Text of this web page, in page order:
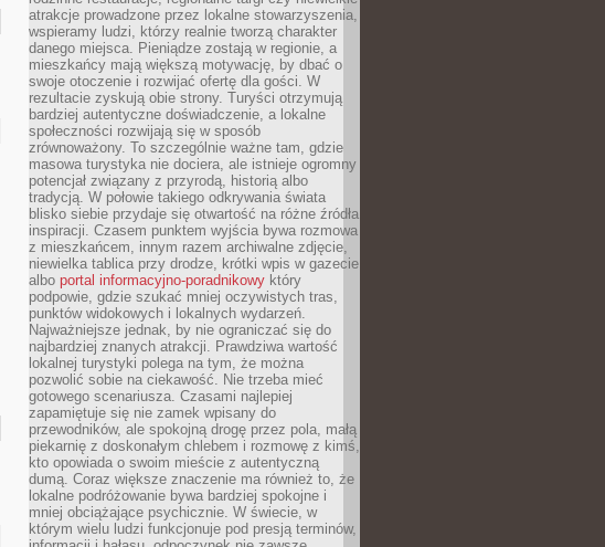
atrakcje prowadzone przez lokalne stowarzyszenia,
wspieramy ludzi, którzy realnie tworzą charakter
danego miejsca. Pieniądze zostają w regionie, a
mieszkańcy mają większą motywację, by dbać o
swoje otoczenie i rozwijać ofertę dla gości. W
rezultacie zyskują obie strony. Turyści otrzymują
bardziej autentyczne doświadczenie, a lokalne
społeczności rozwijają się w sposób
zrównoważony. To szczególnie ważne tam, gdzie
masowa turystyka nie dociera, ale istnieje ogromny
potencjał związany z przyrodą, historią albo
tradycją. W połowie takiego odkrywania świata
blisko siebie przydaje się otwartość na różne źródła
inspiracji. Czasem punktem wyjścia bywa rozmowa
z mieszkańcem, innym razem archiwalne zdjęcie,
niewielka tablica przy drodze, krótki wpis w gazecie
albo portal informacyjno-poradnikowy który
podpowie, gdzie szukać mniej oczywistych tras,
punktów widokowych i lokalnych wydarzeń.
Najważniejsze jednak, by nie ograniczać się do
najbardziej znanych atrakcji. Prawdziwa wartość
lokalnej turystyki polega na tym, że można
pozwolić sobie na ciekawość. Nie trzeba mieć
gotowego scenariusza. Czasami najlepiej
zapamiętuje się nie zamek wpisany do
przewodników, ale spokojną drogę przez pola, małą
piekarnię z doskonałym chlebem i rozmowę z kimś,
kto opowiada o swoim mieście z autentyczną
dumą. Coraz większe znaczenie ma również to, że
lokalne podróżowanie bywa bardziej spokojne i
mniej obciążające psychicznie. W świecie, w
którym wielu ludzi funkcjonuje pod presją terminów,